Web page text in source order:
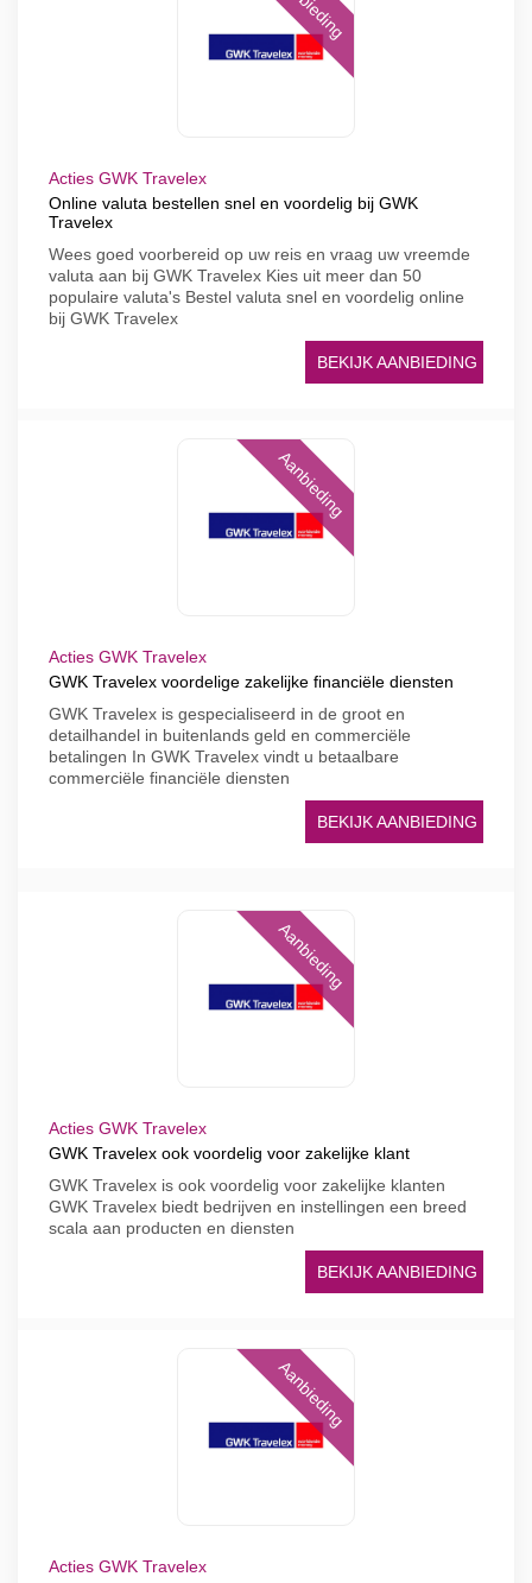
Acties GWK Travelex
Online valuta bestellen snel en voordelig bij GWK
Travelex
Wees goed voorbereid op uw reis en vraag uw vreemde
valuta aan bij GWK Travelex Kies uit meer dan 50
populaire valuta's Bestel valuta snel en voordelig online
bij GWK Travelex
BEKIJK AANBIEDING
Aanbieding
Acties GWK Travelex
GWK Travelex voordelige zakelijke financiële diensten
GWK Travelex is gespecialiseerd in de groot en
detailhandel in buitenlands geld en commerciële
betalingen In GWK Travelex vindt u betaalbare
commerciële financiële diensten
BEKIJK AANBIEDING
Aanbieding
Acties GWK Travelex
GWK Travelex ook voordelig voor zakelijke klant
GWK Travelex is ook voordelig voor zakelijke klanten
GWK Travelex biedt bedrijven en instellingen een breed
scala aan producten en diensten
BEKIJK AANBIEDING
Aanbieding
Acties GWK Travelex